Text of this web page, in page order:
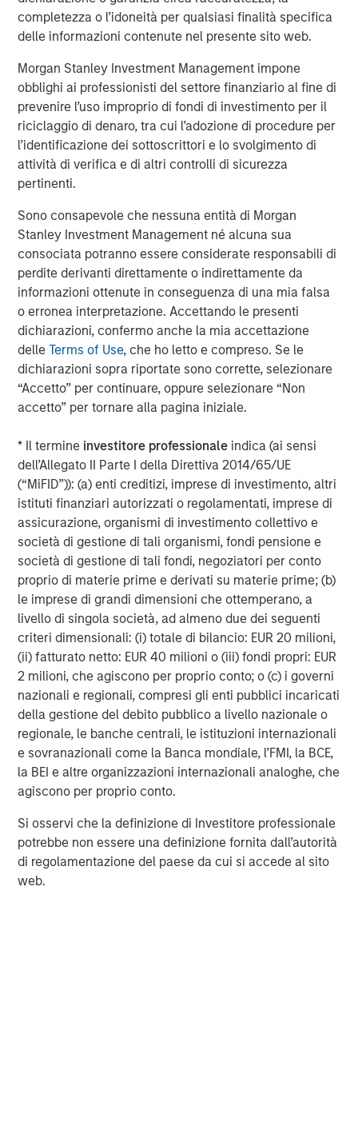
completezza o l’idoneità per qualsiasi finalità specifica
delle informazioni contenute nel presente sito web.
Morgan Stanley Investment Management impone
obblighi ai professionisti del settore finanziario al fine di
prevenire l’uso improprio di fondi di investimento per il
riciclaggio di denaro, tra cui l’adozione di procedure per
l’identificazione dei sottoscrittori e lo svolgimento di
attività di verifica e di altri controlli di sicurezza
pertinenti.
Sono consapevole che nessuna entità di Morgan
Stanley Investment Management né alcuna sua
consociata potranno essere considerate responsabili di
perdite derivanti direttamente o indirettamente da
informazioni ottenute in conseguenza di una mia falsa
o erronea interpretazione. Accettando le presenti
dichiarazioni, confermo anche la mia accettazione
delleTerms of Use, che ho letto e compreso. Se le
dichiarazioni sopra riportate sono corrette, selezionare
“Accetto” per continuare, oppure selezionare “Non
accetto” per tornare alla pagina iniziale.
* Il termine investitore professionale indica (ai sensi
dell’Allegato II Parte I della Direttiva 2014/65/UE
(“MiFID”)): (a) enti creditizi, imprese di investimento, altri
istituti finanziari autorizzati o regolamentati, imprese di
assicurazione, organismi di investimento collettivo e
società di gestione di tali organismi, fondi pensione e
società di gestione di tali fondi, negoziatori per conto
proprio di materie prime e derivati su materie prime; (b)
le imprese di grandi dimensioni che ottemperano, a
livello di singola società, ad almeno due dei seguenti
criteri dimensionali: (i) totale di bilancio: EUR 20 milioni,
(ii) fatturato netto: EUR 40 milioni o (iii) fondi propri: EUR
2 milioni, che agiscono per proprio conto; o (c) i governi
nazionali e regionali, compresi gli enti pubblici incaricati
della gestione del debito pubblico a livello nazionale o
regionale, le banche centrali, le istituzioni internazionali
e sovranazionali come la Banca mondiale, l’FMI, la BCE,
la BEI e altre organizzazioni internazionali analoghe, che
agiscono per proprio conto.
Si osservi che la definizione di Investitore professionale
potrebbe non essere una definizione fornita dall’autorità
di regolamentazione del paese da cui si accede al sito
web.
sized businesses a comprehensive package of
outsourced human resources solutions; Creative Circle, a
creative, marketing, visual communication and
digital/interactive professionals; Access Cash, an
independent service provider that manages the largest
network of ATMs in Canada; EmployBridge, a leading
provider of light commercial temporary staffing services
in the U.S.; and Zenith, a specialist provider of fleet
solutions to corporations in the United Kingdom.
About Morgan Stanley Global Private Equity
Morgan Stanley Global Private Equity, the middle-market
focused private equity business of Morgan Stanley
Investment Management, is a leading middle-market
private equity platform that has invested capital in a
broad spectrum of industries for over two decades.
Morgan Stanley Global Private Equity focuses on privately
negotiated equity and equity-related investments
regions and seeks to create value in portfolio companies
primarily through operational improvement. For further
information about Morgan Stanley Global Private Equity,
please visitwww.morganstanley.com/im/capitalpartners
About Morgan Stanley Investment Management
Morgan Stanley Investment Management, together with
its investment advisory affiliates, has more than 590
investment professionals around the world and $406
billion in assets under management or supervision as of
June 30, 2016. Morgan Stanley Investment Management
strives to provide outstanding long-term investment
performance, service and a comprehensive suite of
investment management solutions to a diverse client
base, which includes governments, institutions,
corporations and individuals worldwide. For further
information about Morgan Stanley Investment
About Morgan Stanley